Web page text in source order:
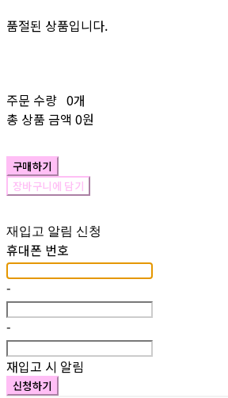
품절된 상품입니다.
주문 수량 0개
총 상품 금액 0원
구매하기
장바구니에 담기
재입고 알림 신청
휴대폰 번호
-
-
재입고 시 알림
신청하기